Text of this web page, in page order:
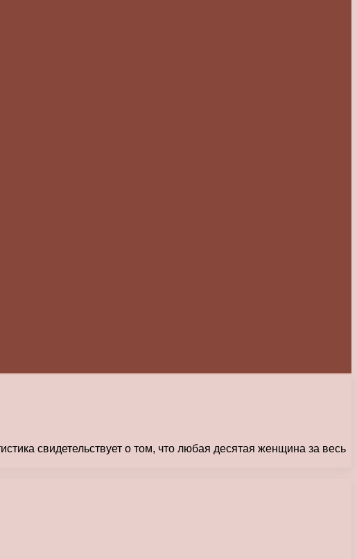
свидетельствует о том, что любая десятая женщина за весь